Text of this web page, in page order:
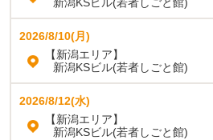
新潟KSビル(若者しごと館)
2026/8/10(月)
【新潟エリア】
新潟KSビル(若者しごと館)
2026/8/12(水)
【新潟エリア】
新潟KSビル(若者しごと館)